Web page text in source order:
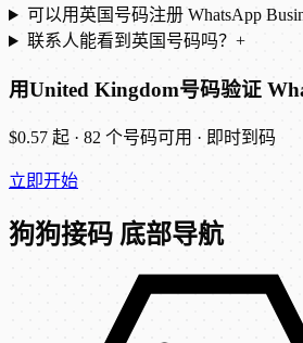
可以用英国号码注册 WhatsApp
联系人能看到英国号码吗？ +
用United Kingdom号码验证
$0.57 起 · 82 个号码可用 · 即时到码
立即开始
狗狗接码 底部导航